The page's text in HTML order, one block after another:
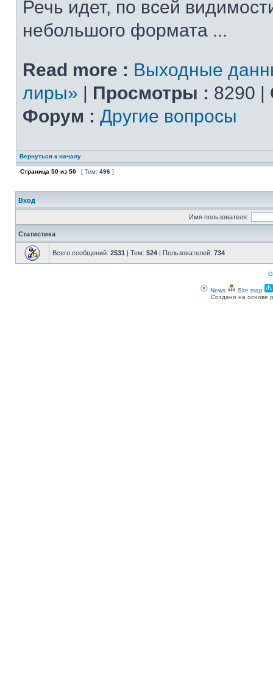
Речь идет, по всей
небольшого формата ...
Read more : Выходные
лиры» | Просмотры : 8290 |
Форум : Другие вопросы
Вернуться к началу
Страница 50 из 50 [ Тем: 496 ]
Вход
Имя пользователя:
Статистика
Всего сообщений: 2531 | Тем: 524 | Пользователей: 734
News Site map
Создано на основе